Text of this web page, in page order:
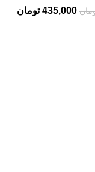
435,000 تومان